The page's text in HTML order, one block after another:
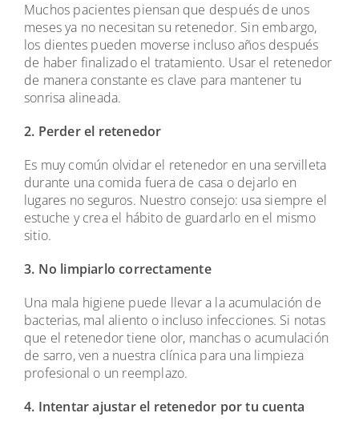
Muchos pacientes piensan que después de unos
meses ya no necesitan su retenedor. Sin embargo,
los dientes pueden moverse incluso años después
de haber finalizado el tratamiento. Usar el retenedor
de manera constante es clave para mantener tu
sonrisa alineada.
2. Perder el retenedor
Es muy común olvidar el retenedor en una servilleta
durante una comida fuera de casa o dejarlo en
lugares no seguros. Nuestro consejo: usa siempre el
estuche y crea el hábito de guardarlo en el mismo
sitio.
3. No limpiarlo correctamente
Una mala higiene puede llevar a la acumulación de
bacterias, mal aliento o incluso infecciones. Si notas
que el retenedor tiene olor, manchas o acumulación
de sarro, ven a nuestra clínica para una limpieza
profesional o un reemplazo.
4. Intentar ajustar el retenedor por tu cuenta